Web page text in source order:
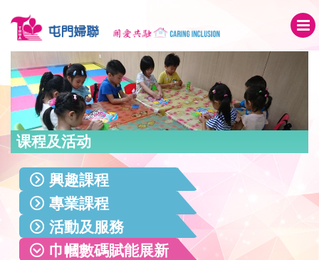
课程及活动
興趣課程
專業課程
活動及服務
巾幗數碼賦能展新